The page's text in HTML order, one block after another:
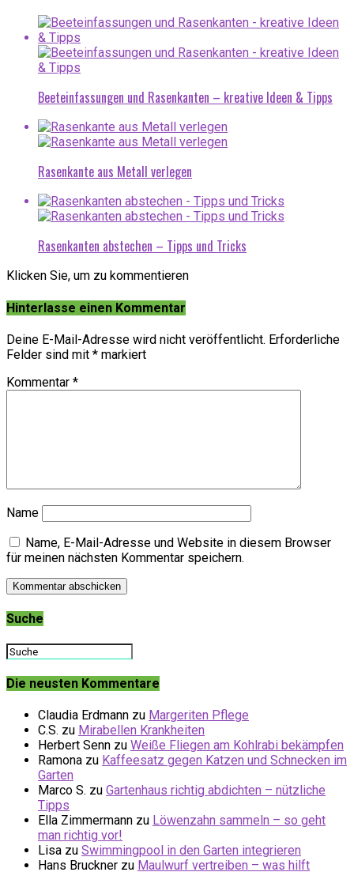
Beeteinfassungen und Rasenkanten – kreative Ideen & Tipps
Rasenkante aus Metall verlegen
Rasenkanten abstechen – Tipps und Tricks
Klicken Sie, um zu kommentieren
Hinterlasse einen Kommentar
Deine E-Mail-Adresse wird nicht veröffentlicht. Erforderliche
Felder sind mit * markiert
Kommentar *
Name
Name, E-Mail-Adresse und Website in diesem Browser
für meinen nächsten Kommentar speichern.
Suche
Die neusten Kommentare
Claudia Erdmann zu Margeriten Pflege
C.S. zu Mirabellen Krankheiten
Herbert Senn zu Weiße Fliegen am Kohlrabi bekämpfen
Ramona zu Kaffeesatz gegen Katzen und Schnecken im
Garten
Marco S. zu Gartenhaus richtig abdichten – nützliche
Tipps
Ella Zimmermann zu Löwenzahn sammeln – so geht
man richtig vor!
Lisa zu Swimmingpool in den Garten integrieren
Hans Bruckner zu Maulwurf vertreiben – was hilft